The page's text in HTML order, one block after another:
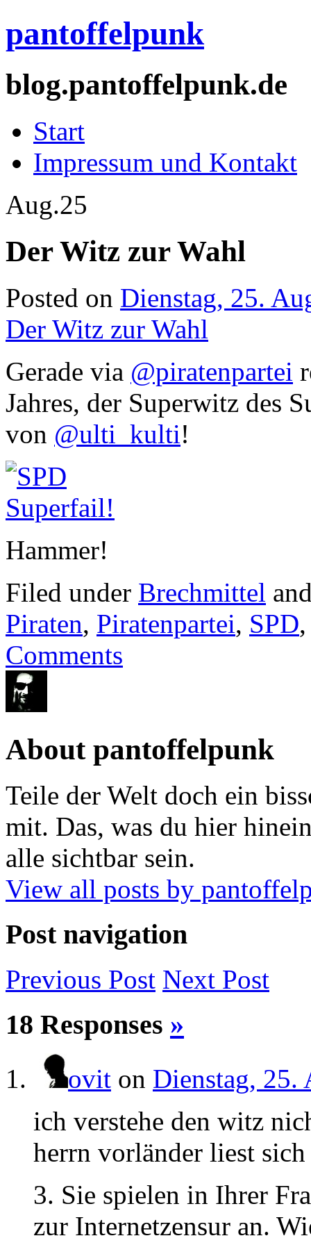
pantoffelpunk
blog.pantoffelpunk.de
Start
Impressum und Kontakt
Aug.25
Der Witz zur Wahl
Posted on Dienstag, 25.
Der Witz zur Wahl
Gerade via @piratenpartei
Jahres, der Superwitz des
von @ulti_kulti!
Hammer!
Filed under Brechmittel
Piraten, Piratenpartei, SPD
Comments
About pantoffelpunk
Teile der Welt doch ein
mit. Das, was du hier
alle sichtbar sein.
View all posts by
Post navigation
Previous Post Next Post
18 Responses »
ovit on Dienstag, 25.
ich verstehe den witz
herrn vorländer liest
3. Sie spielen in Ihrer
zur Internetzensur an.